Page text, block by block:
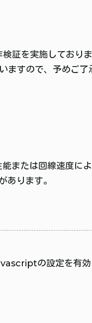
証を実施しておりま
ますので、予めご了
または回線速度によ
あります。
の設定を有